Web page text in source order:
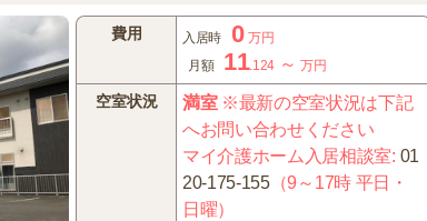
費用 入居時 0 万円
月額
11.124 ～万円
空室状況 満室※最新の空室状況は下記
へお問い合わせください
マイ介護ホーム入居相談室: 01
20-175-155（9～17時 平日・
日曜）